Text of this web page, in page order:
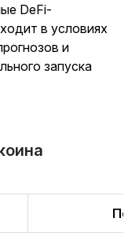
DeFi-
в условиях
и
запуска